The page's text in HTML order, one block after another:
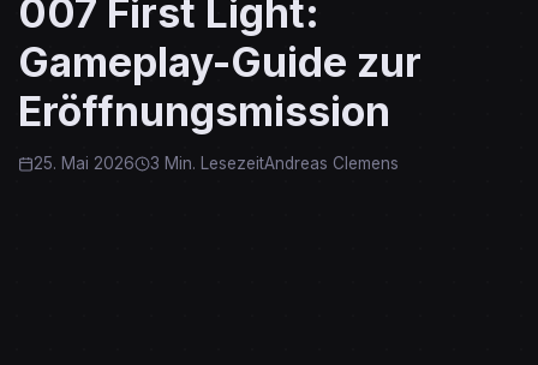
007 First Light:
Gameplay-Guide zur
Eröffnungsmission
25. Mai 2026 3 Min. LesezeitAndreas Clemens